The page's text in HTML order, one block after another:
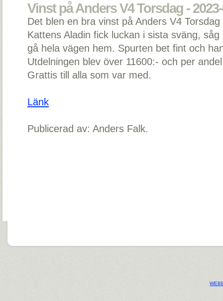
Vinst på Anders V4 Torsdag -
Det blen en bra vinst på Anders V4
Kattens Aladin fick luckan i sista sväng,
gå hela vägen hem. Spurten bet fint och
Utdelningen blev över 11600:- och per
Grattis till alla som var med.
Länk
Publicerad av: Anders Falk.